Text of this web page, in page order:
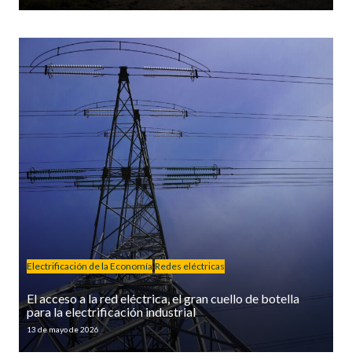
Electrificación de la Economía Redes eléctricas
El acceso a la red eléctrica, el gran cuello de botella
para la electrificación industrial
13 de mayo de 2026